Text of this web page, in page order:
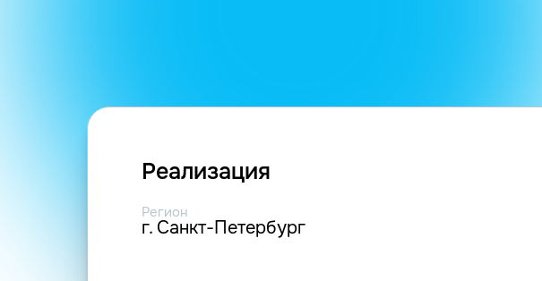
Реализация
Регион
г. Санкт-Петербург